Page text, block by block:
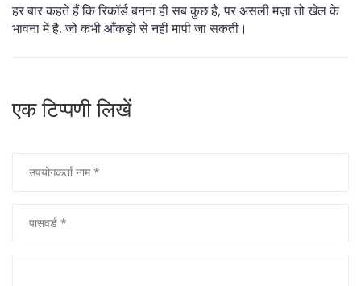
हर बार कहते हैं कि रिकॉर्ड बनना ही सब कुछ है, पर असली मज़ा तो खेल के
भावना में है, जो कभी आँकड़ों से नहीं मापी जा सकती।
एक टिप्पणी लिखें